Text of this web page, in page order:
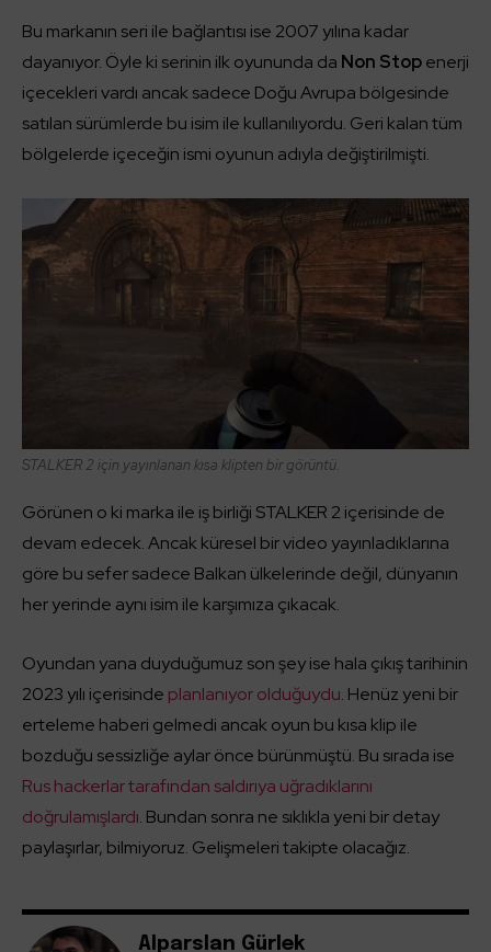
Bu markanın seri ile bağlantısı ise 2007 yılına kadar
dayanıyor. Öyle ki serinin ilk oyununda da Non Stopenerji
içecekleri vardı ancak sadece Doğu Avrupa bölgesinde
satılan sürümlerde bu isim ile kullanılıyordu. Geri kalan tüm
bölgelerde içeceğin ismi oyunun adıyla değiştirilmişti.
STALKER 2 için yayınlanan kısa klipten bir görüntü.
Görünen o ki marka ile iş birliği STALKER 2 içerisinde de
devam edecek. Ancak küresel bir video yayınladıklarına
göre bu sefer sadece Balkan ülkelerinde değil, dünyanın
her yerinde aynı isim ile karşımıza çıkacak.
Oyundan yana duyduğumuz son şey ise hala çıkış tarihinin
2023 yılı içerisinde planlanıyor olduğuydu. Henüz yeni bir
erteleme haberi gelmedi ancak oyun bu kısa klip ile
bozduğu sessizliğe aylar önce bürünmüştü. Bu sırada ise
Rus hackerlar tarafından saldırıya uğradıklarını
doğrulamışlardı. Bundan sonra ne sıklıkla yeni bir detay
paylaşırlar, bilmiyoruz. Gelişmeleri takipte olacağız.
Alparslan Gürlek